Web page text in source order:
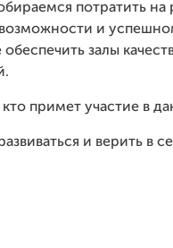
потратить на
и
залы
примет участие в
и верить в